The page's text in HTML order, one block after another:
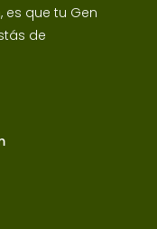
es que tu Gen
de